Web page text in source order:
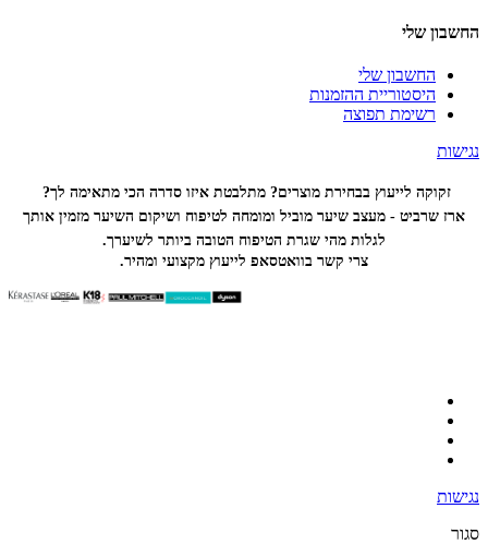
החשבון שלי
החשבון שלי
היסטוריית ההזמנות
רשימת תפוצה
נגישות
זקוקה לייעוץ בבחירת מוצרים? מתלבטת איזו סדרה הכימתאימה לך?
ארז שרביט - מעצב שיער מוביל ומומחה לטיפוח ושיקום השיער מזמין אותך
לגלות מהי שגרת הטיפוח הטובה ביותר לשיערך.
צרי קשר בוואטסאפ לייעוץ מקצועי ומהיר.
נגישות
סגור